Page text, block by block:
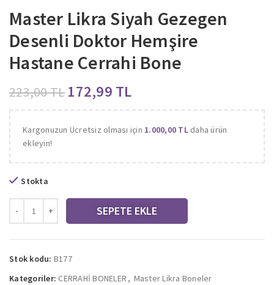
Master Likra Siyah Gezegen
Desenli Doktor Hemşire
Hastane Cerrahi Bone
223,00TL 172,99 TL
Kargonuzun Ücretsiz olması için 1.000,00 TLdaha ürün
ekleyin!
Stokta
SEPETE EKLE
Stok kodu: B177
Kategoriler: CERRAHİ BONELER , Master Likra Boneler